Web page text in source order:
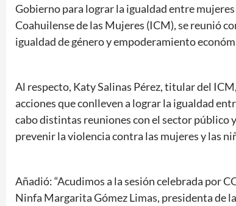
Gobierno para lograr la igualdad entre
Coahuilense de las Mujeres (ICM), se reunió
igualdad de género y empoderamiento
Al respecto, Katy Salinas Pérez, titular del
acciones que conlleven a lograr la igualdad
cabo distintas reuniones con el sector público
prevenir la violencia contra las mujeres y las
Añadió: “Acudimos a la sesión celebrada por
Ninfa Margarita Gómez Limas, presidenta de